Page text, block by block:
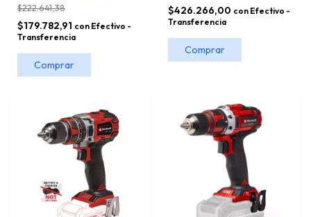
$222.641,38
$179.782,91 con Efectivo -
Transferencia
$426.266,00 con Efectivo -
Transferencia